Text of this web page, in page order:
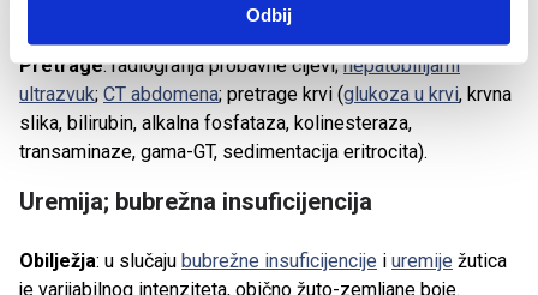
Odbij
povraćanje žuči; abdominalni bolovi;
boja stolice
Pretrage: radiografija probavne cijevi;hepatobilijarni
ultrazvuk; CT abdomena; pretrage krvi (glukoza u krvi, krvna
slika, bilirubin, alkalna fosfataza, kolinesteraza,
transaminaze, gama-GT, sedimentacija eritrocita).
Uremija; bubrežna insuficijencija
Obilježja: u slučaju bubrežne insuficijencije i uremije žutica
je varijabilnog intenziteta, obično žuto-zemljane boje.